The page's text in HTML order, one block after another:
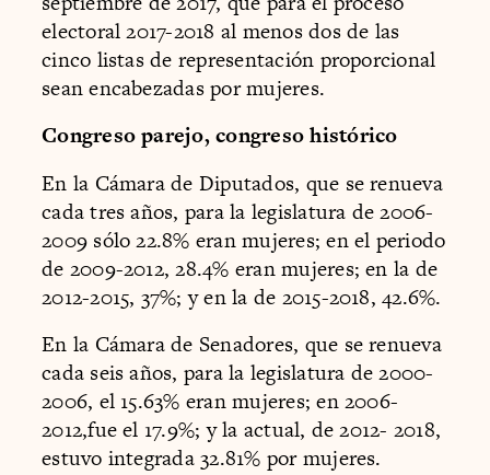
electoral 2017-2018 al menos dos de las
cinco listas de representación proporcional
sean encabezadas por mujeres.
Congreso parejo, congreso histórico
En la Cámara de Diputados, que se renueva
cada tres años, para la legislatura de 2006-
2009 sólo 22.8% eran mujeres; en el periodo
de 2009-2012, 28.4% eran mujeres; en la de
2012-2015, 37%; y en la de 2015-2018, 42.6%.
En la Cámara de Senadores, que se renueva
cada seis años, para la legislatura de 2000-
2006, el 15.63% eran mujeres; en 2006-
2012,fue el 17.9%; y la actual, de 2012- 2018,
estuvo integrada 32.81% por mujeres.